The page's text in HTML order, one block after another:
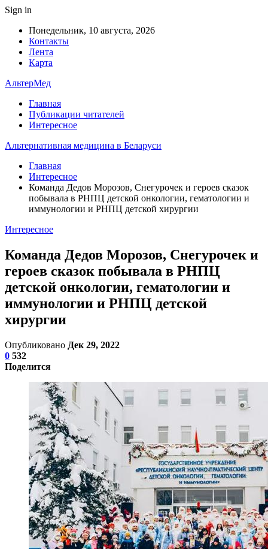
Sign in
Понедельник, 10 августа, 2026
Контакты
Лента
Карта
АльтерМед
Главная
Публикации читателей
Интересное
Альтернативная медицина в Беларуси
Главная
Интересное
Команда Дедов Морозов, Снегурочек и героев сказок
побывала в РНПЦ детской онкологии, гематологии и
иммунологии и РНПЦ детской хирургии
Интересное
Команда Дедов Морозов, Снегурочек и
героев сказок побывала в РНПЦ
детской онкологии, гематологии и
иммунологии и РНПЦ детской
хирургии
Опубликовано Дек 29, 2022
0 532
Поделится